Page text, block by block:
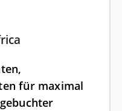
für maximal